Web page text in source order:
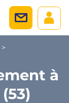
>
à